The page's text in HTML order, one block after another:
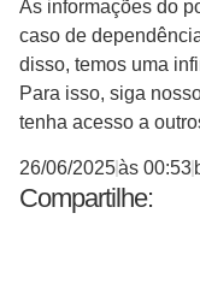
As informações do
caso de
disso, temos uma
Para isso, siga
tenha acesso a
26/06/2025às 00:53
Compartilhe: